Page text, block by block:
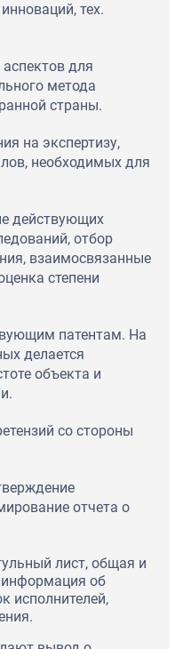
тех.
для
метода
страны.
на экспертизу,
необходимых для
действующих
отбор
взаимосвязанные
степени
патентам. На
делается
объекта и
со стороны
отчета о
лист, общая и
информация об
исполнителей,